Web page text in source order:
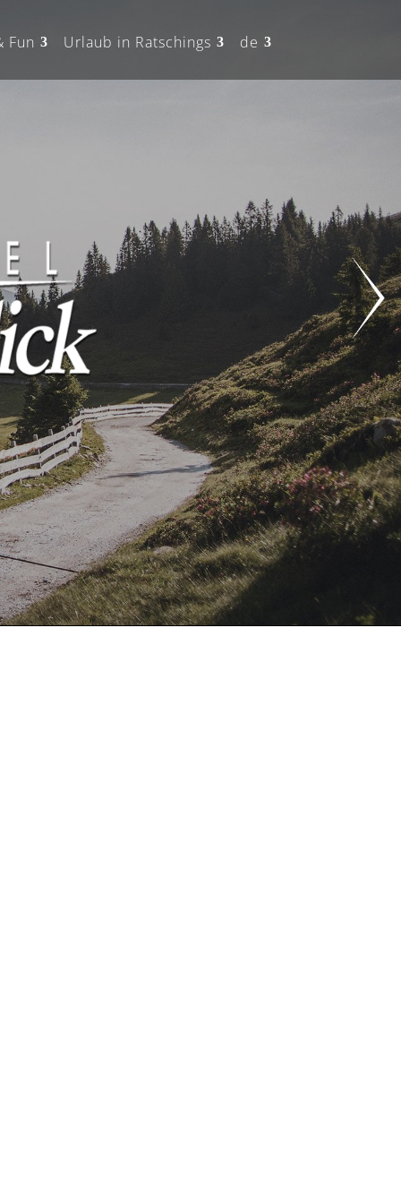
Fun Urlaub in Ratschings de